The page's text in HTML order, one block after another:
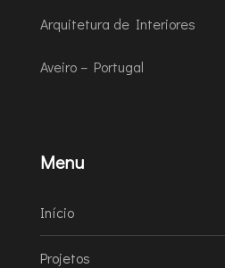
Arquitetura de Interiores
Aveiro – Portugal
Menu
Início
Projetos